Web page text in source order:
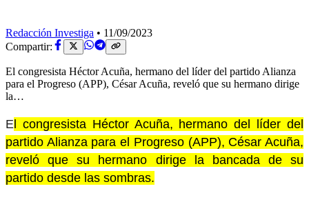
Redacción Investiga • 11/09/2023
Compartir:
El congresista Héctor Acuña, hermano del líder del partido Alianza
para el Progreso (APP), César Acuña, reveló que su hermano dirige
la…
El congresista Héctor Acuña, hermano del líder del
partido Alianza para el Progreso (APP), César Acuña,
reveló que su hermano dirige la bancada de su
partido desde las sombras.